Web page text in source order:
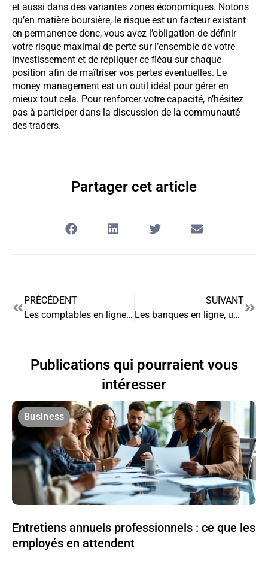
et aussi dans des variantes zones économiques. Notons
qu’en matière boursière, le risque est un facteur existant
en permanence donc, vous avez l’obligation de définir
votre risque maximal de perte sur l’ensemble de votre
investissement et de répliquer ce fléau sur chaque
position afin de maîtriser vos pertes éventuelles. Le
money management est un outil idéal pour gérer en
mieux tout cela. Pour renforcer votre capacité, n’hésitez
pas à participer dans la discussion de la communauté
des traders.
Partager cet article
PRÉCÉDENT
Les comptables en ligne : une bonne idée
SUIVANT
Les banques en ligne, une alternative aux banques traditionnelles
Publications qui pourraient vous
intéresser
Business
Entretiens annuels professionnels : ce que les
employés en attendent